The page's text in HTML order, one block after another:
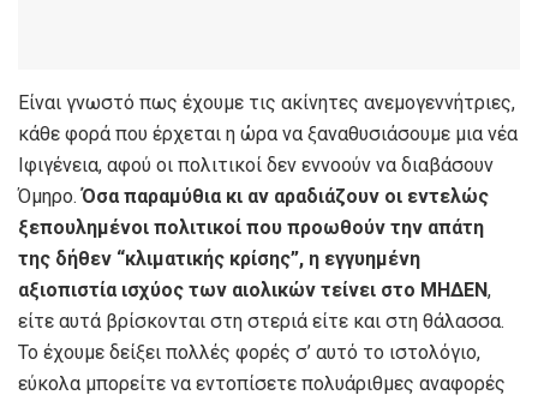
Είναι γνωστό πως έχουμε τις ακίνητες ανεμογεννήτριες,
κάθε φορά που έρχεται η ώρα να ξαναθυσιάσουμε μια νέα
Ιφιγένεια, αφού οι πολιτικοί δεν εννοούν να διαβάσουν
Όμηρο.Όσα παραμύθια κι αν αραδιάζουν οι εντελώς
ξεπουλημένοι πολιτικοί που προωθούν την απάτη
της δήθεν “κλιματικής κρίσης”, η εγγυημένη
αξιοπιστία ισχύος των αιολικών τείνει στο ΜΗΔΕΝ,
είτε αυτά βρίσκονται στη στεριά είτε και στη θάλασσα.
Το έχουμε δείξει πολλές φορές σ’ αυτό το ιστολόγιο,
εύκολα μπορείτε να εντοπίσετε πολυάριθμες αναφορές